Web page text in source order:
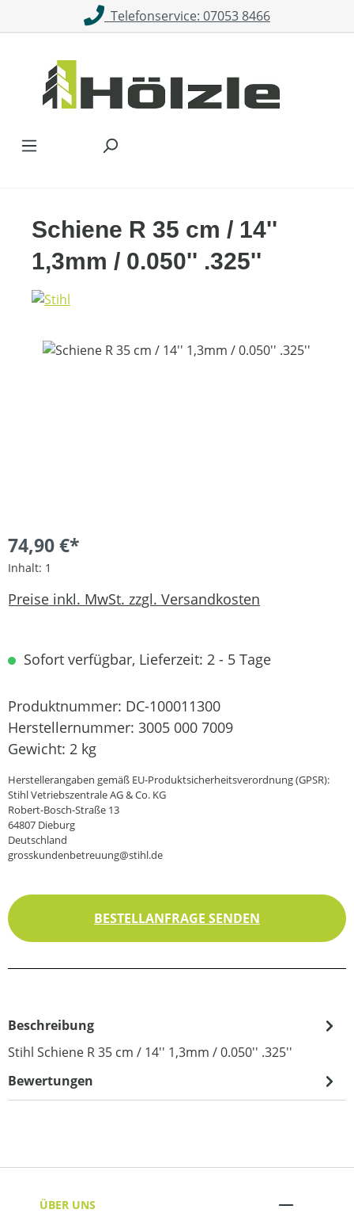
Zum Hauptinhalt springenTelefonservice: 07053 8466
Schiene R 35 cm / 14''
1,3mm / 0.050'' .325''
Bildergalerie überspringen
74,90 €*
Inhalt: 1
Preise inkl. MwSt. zzgl. Versandkosten
Sofort verfügbar, Lieferzeit: 2 - 5 Tage
Produktnummer: DC-100011300
Herstellernummer: 3005 000 7009
Gewicht: 2 kg
Herstellerangaben gemäß EU-Produktsicherheitsverordnung (GPSR):
Stihl Vetriebszentrale AG & Co. KG
Robert-Bosch-Straße 13
64807 Dieburg
Deutschland
grosskundenbetreuung@stihl.de
BESTELLANFRAGE SENDEN
Beschreibung
Stihl Schiene R 35 cm / 14'' 1,3mm / 0.050'' .325''
Bewertungen
ÜBER UNS